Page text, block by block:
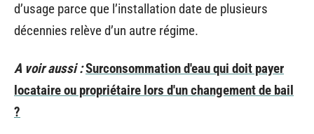
d’usage parce que l’installation date de plusieurs
décennies relève d’un autre régime.
A voir aussi :Surconsommation d'eau qui doit payer
locataire ou propriétaire lors d'un changement de bail
?